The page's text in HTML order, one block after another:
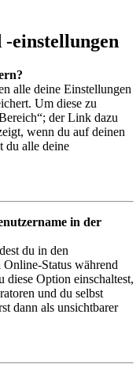
einstellungen
alle deine Einstellungen
Um diese zu
der Link dazu
wenn du auf deinen
du alle deine
in der
du in den
Status während
diese Option einschaltest,
und du selbst
dann als unsichtbarer